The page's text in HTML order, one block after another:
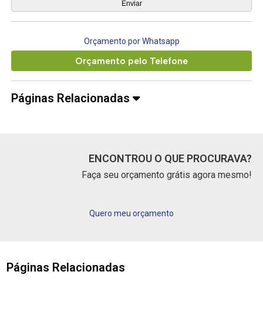
Orçamento por Whatsapp
Orçamento pelo Telefone
Páginas Relacionadas
ENCONTROU O QUE PROCURAVA?
Faça seu orçamento grátis agora mesmo!
Quero meu orçamento
Páginas Relacionadas